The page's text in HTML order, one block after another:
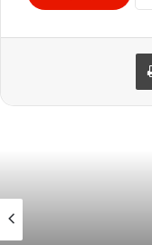
طباعة